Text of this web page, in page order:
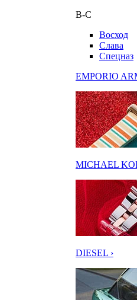
В-С
Восход
Слава
Спецназ
EMPORIO
MICHAEL
DIESEL ›